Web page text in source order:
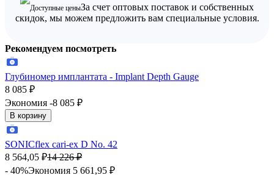
Доступные ценыЗа счет оптовых поставок и собственных
скидок, мы можем предложить вам специальные условия.
Рекомендуем посмотреть
Глубиномер имплантата - Implant Depth Gauge
8 085 ₽
Экономия -8 085 ₽
В корзину
SONICflex cari-ex D No. 42
8 564,05 ₽14 226 ₽
- 40%Экономия 5 661,95 ₽